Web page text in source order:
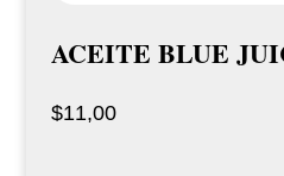
ACEITE BLUE
$11,00